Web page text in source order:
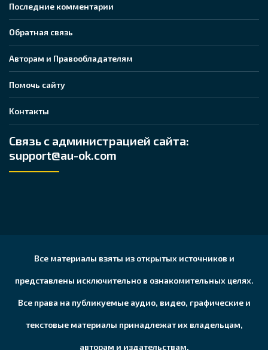
Последние комментарии
Обратная связь
Авторам и Правообладателям
Помочь сайту
Контакты
Связь с администрацией сайта:
support@au-ok.com
Все материалы взяты из открытых источников и
представлены исключительно в ознакомительных целях.
Все права на публикуемые аудио, видео, графические и
текстовые материалы принадлежат их владельцам,
авторам и издательствам.